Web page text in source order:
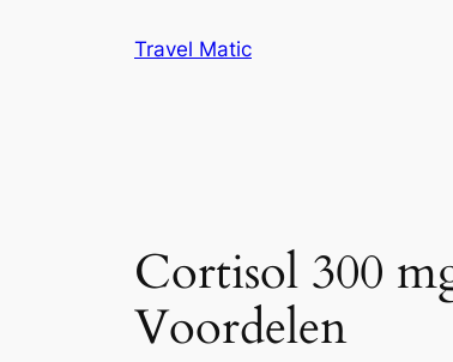
Travel Matic
Cortisol 300
Voordelen